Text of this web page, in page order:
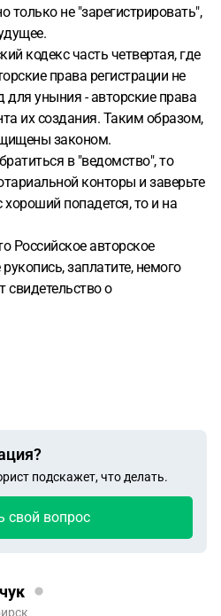
только не "зарегистрировать",
кодекс часть четвертая, где
права регистрации не
для уныния - авторские права
их создания. Таким образом,
законом.
в "ведомство", то
конторы и заверьте
хороший попадется, то и на
Российское авторское
заплатите, немого
о
подскажет, что делать.
свой вопрос